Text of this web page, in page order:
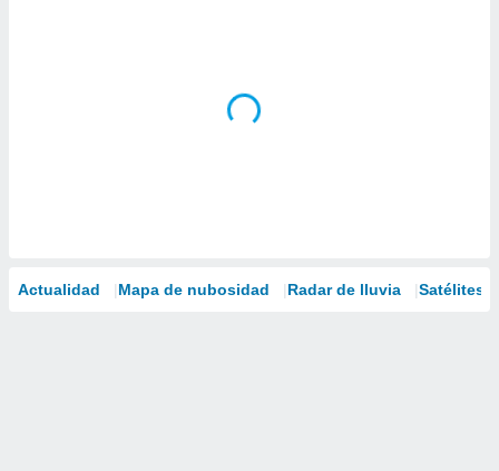
Actualidad Mapa de nubosidad Radar de lluvia Satélites